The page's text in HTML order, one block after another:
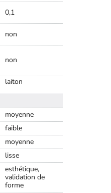
0,1
non
non
laiton
moyenne
faible
moyenne
lisse
esthétique,
validation de
forme